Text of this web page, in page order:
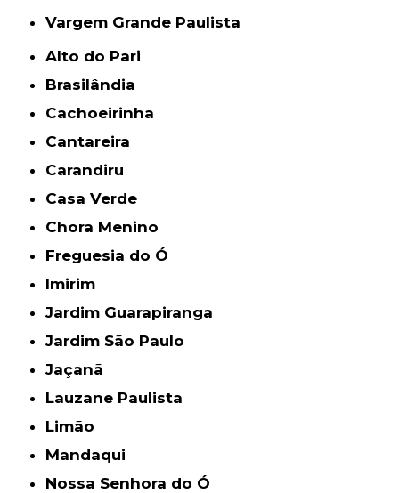
Vargem Grande Paulista
Alto do Pari
Brasilândia
Cachoeirinha
Cantareira
Carandiru
Casa Verde
Chora Menino
Freguesia do Ó
Imirim
Jardim Guarapiranga
Jardim São Paulo
Jaçanã
Lauzane Paulista
Limão
Mandaqui
Nossa Senhora do Ó